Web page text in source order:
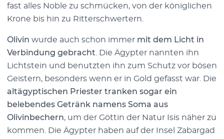
fast alles Noble zu schmücken, von der königlichen
Krone bis hin zu Ritterschwertern.
Olivin wurde auch schon immer mit dem Licht in
Verbindung gebracht. Die Ägypter nannten ihn
Lichtstein und benutzten ihn zum Schutz vor bösen
Geistern, besonders wenn er in Gold gefasst war. Die
altägyptischen Priester tranken sogar ein
belebendes Getränk namens Soma aus
Olivinbechern, um der Göttin der Natur Isis näher zu
kommen. Die Ägypter haben auf der Insel Zabargad